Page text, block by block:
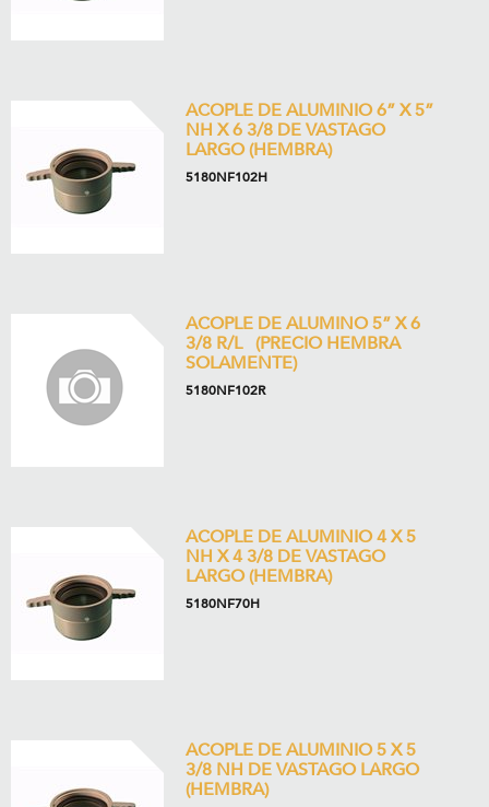
ACOPLE DE ALUMINIO 6” X 5”
NH X 6 3/8 DE VASTAGO
LARGO (HEMBRA)
5180NF102H
ACOPLE DE ALUMINO 5” X 6
3/8 R/L (PRECIO HEMBRA
SOLAMENTE)
5180NF102R
ACOPLE DE ALUMINIO 4 X 5
NH X 4 3/8 DE VASTAGO
LARGO (HEMBRA)
5180NF70H
ACOPLE DE ALUMINIO 5 X 5
3/8 NH DE VASTAGO LARGO
(HEMBRA)